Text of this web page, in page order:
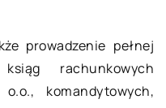
prowadzenie pełnej
rachunkowych
komandytowych,